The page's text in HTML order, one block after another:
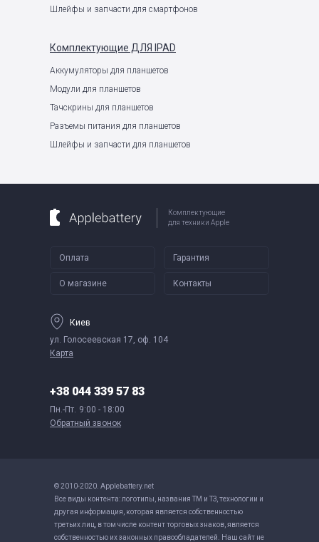
Шлейфы и запчасти для смартфонов
Комплектующие ДЛЯ IPAD
Аккумуляторы для планшетов
Модули для планшетов
Тачскрины для планшетов
Разъемы питания для планшетов
Шлейфы и запчасти для планшетов
Комплектующие
для техники Apple
Оплата Гарантия
О магазине Контакты
Киев
ул. Голосеевская 17, оф. 104
Карта
+38 044 339 57 83
Пн.-Пт. 9:00 - 18:00
Обратный звонок
© 2010-2020. Applebattery.net
Все виды контента: логотипы, названия ТМ и ТЗ, технологии и
другая информация, которая является собственностью
третьих лиц, в том числе контент торговых знаков, является
собственностью их законных правообладателей. Наш сайт не